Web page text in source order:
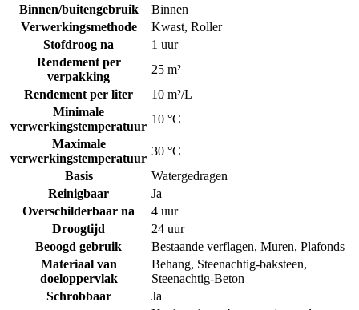
Binnen/buitengebruik
Binnen
Verwerkingsmethode
Kwast, Roller
Stofdroog na
1 uur
Rendement per
verpakking
25 m²
Rendement per liter
10 m²/L
Minimale
verwerkingstemperatuur
10 °C
Maximale
verwerkingstemperatuur
30 °C
Basis
Watergedragen
Reinigbaar
Ja
Overschilderbaar na
4 uur
Droogtijd
24 uur
Beoogd gebruik
Bestaande verflagen, Muren, Plafonds
Materiaal van
doeloppervlak
Behang, Steenachtig-baksteen,
Steenachtig-Beton
Schrobbaar
Ja